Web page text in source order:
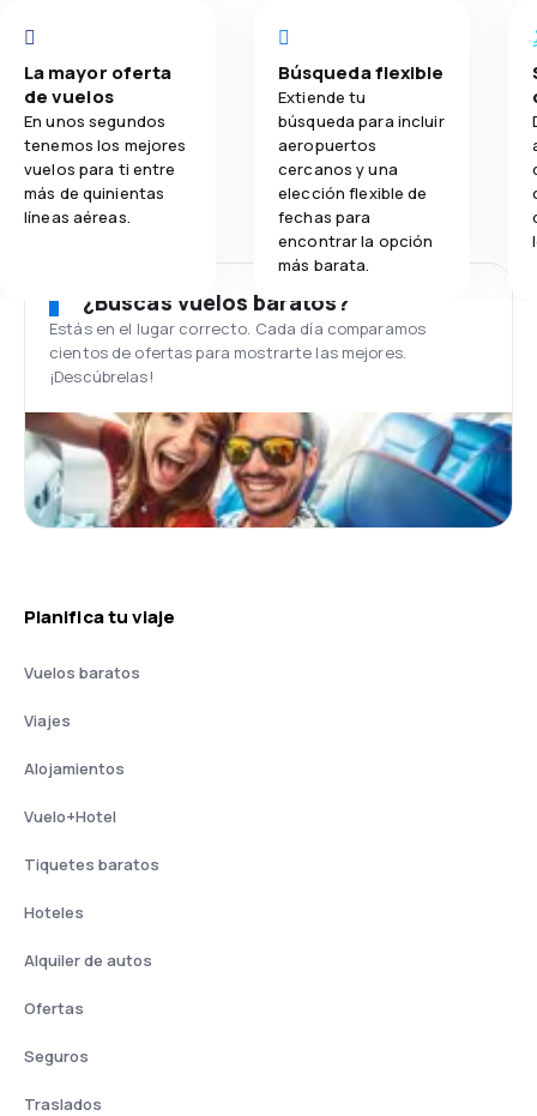
La mayor oferta
de vuelos
En unos segundos
tenemos los mejores
vuelos para ti entre
más de quinientas
líneas aéreas.
Búsqueda flexible
Extiende tu
búsqueda para incluir
aeropuertos
cercanos y una
elección flexible de
fechas para
encontrar la opción
más barata.
¿Buscas vuelos baratos?
Estás en el lugar correcto. Cada día comparamos
cientos de ofertas para mostrarte las mejores.
¡Descúbrelas!
Planifica tu viaje
Vuelos baratos
Viajes
Alojamientos
Vuelo+Hotel
Tiquetes baratos
Hoteles
Alquiler de autos
Ofertas
Seguros
Traslados